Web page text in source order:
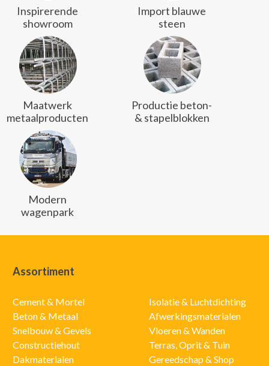
Inspirerende
showroom
Import blauwe
steen
Maatwerk
metaalproducten
Productie beton-
& stapelblokken
Modern
wagenpark
Assortiment
Cement & Mortel
Beton & Metaal
Snelbouw & Gevels
Constructiehout
Dakmaterialen
Isolatie & Luchtdichting
Afwerkingsmaterialen
Vloeren & Wanden
Terras, Oprit & Tuin
Gereedschap & Shop